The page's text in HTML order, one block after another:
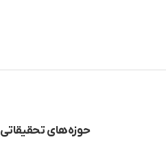
حوزه‌های تحقیقاتی